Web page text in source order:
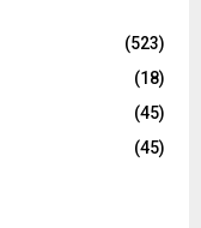
(523)
(18)
(45)
(45)